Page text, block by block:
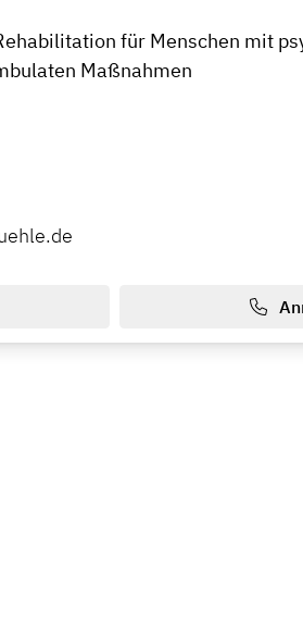
für Menschen mit
Maßnahmen